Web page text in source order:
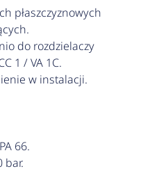
płaszczyznowych
do rozdzielaczy
1 / VA 1C.
w instalacji.
66.
bar.